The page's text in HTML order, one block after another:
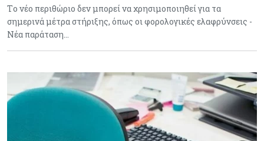
Tο νέο περιθώριο δεν μπορεί να χρησιμοποιηθεί για τα
σημερινά μέτρα στήριξης, όπως οι φορολογικές ελαφρύνσεις -
Νέα παράταση…